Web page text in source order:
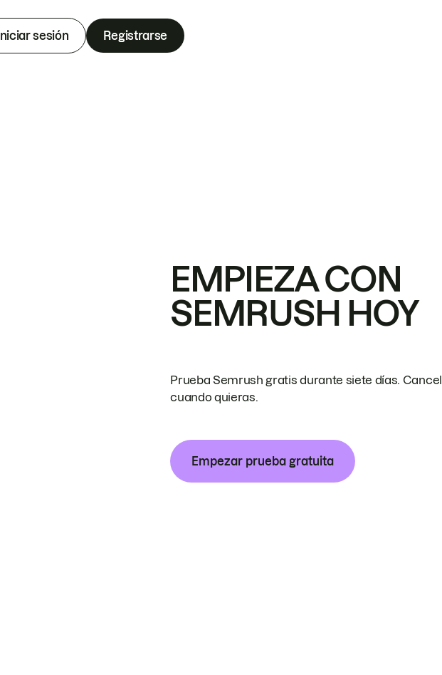
Iniciar sesión Registrarse
EMPIEZA CON
SEMRUSH HOY
Prueba Semrush gratis durante siete días.
cuando quieras.
Empezar prueba gratuita